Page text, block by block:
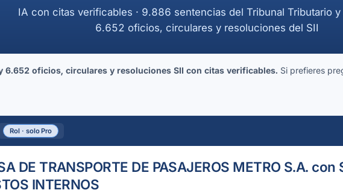
IA con citas verificables · 9.886 sentencias del Tribunal Tributario y
6.652 oficios, circulares y resoluciones del SII
6.652 oficios, circulares y resoluciones SII con citas verificables. Si prefieres
Rol · solo Pro
DE TRANSPORTE DE PASAJEROS METRO S.A. con
INTERNOS